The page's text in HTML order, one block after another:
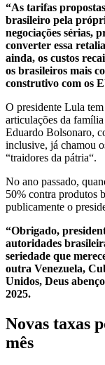
“As tarifas
brasileiro pela
negociações sérias,
converter essa
ainda, os custos
os brasileiros mais
construtivo com os
O presidente Lula
articulações da
Eduardo Bolsonaro,
inclusive, já chamou
“traidores da pátria“.
No ano passado,
50% contra produtos
publicamente o
“Obrigado,
autoridades
seriedade que
outra Venezuela,
Unidos, Deus
2025.
Novas taxas
mês